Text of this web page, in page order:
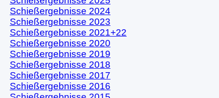
Schießergebnisse 2024
Schießergebnisse 2023
Schießergebnisse 2021+22
Schießergebnisse 2020
Schießergebnisse 2019
Schießergebnisse 2018
Schießergebnisse 2017
Schießergebnisse 2016